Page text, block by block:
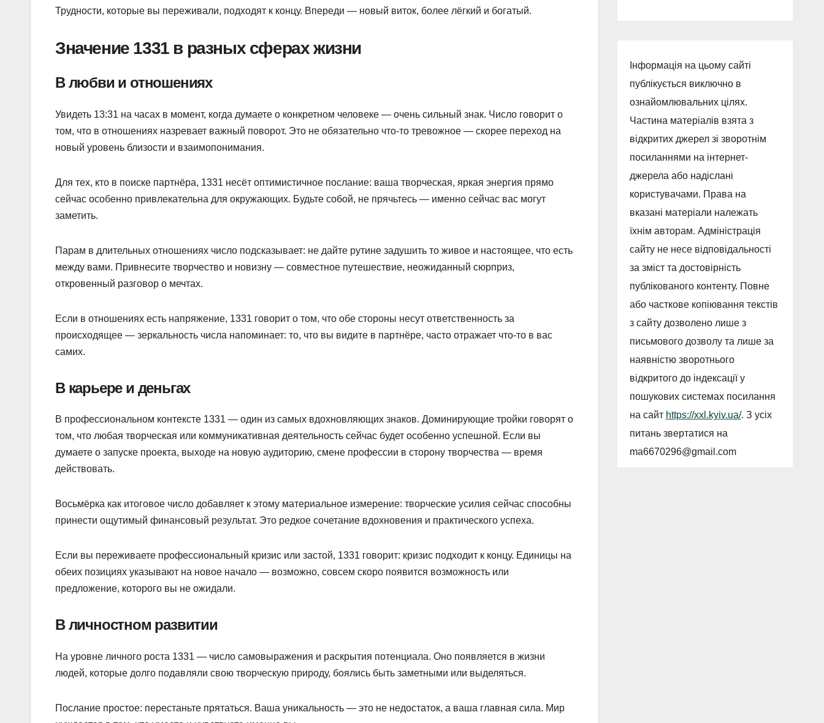
Трудности, которые вы переживали, подходят к концу. Впереди — новый виток, более лёгкий и богатый.
Значение 1331 в разных сферах жизни
В любви и отношениях
Увидеть 13:31 на часах в момент, когда думаете о конкретном человеке — очень сильный знак. Число говорит о
том, что в отношениях назревает важный поворот. Это не обязательно что-то тревожное — скорее переход на
новый уровень близости и взаимопонимания.
Для тех, кто в поиске партнёра, 1331 несёт оптимистичное послание: ваша творческая, яркая энергия прямо
сейчас особенно привлекательна для окружающих. Будьте собой, не прячьтесь — именно сейчас вас могут
заметить.
Парам в длительных отношениях число подсказывает: не дайте рутине задушить то живое и настоящее, что есть
между вами. Привнесите творчество и новизну — совместное путешествие, неожиданный сюрприз,
откровенный разговор о мечтах.
Если в отношениях есть напряжение, 1331 говорит о том, что обе стороны несут ответственность за
происходящее — зеркальность числа напоминает: то, что вы видите в партнёре, часто отражает что-то в вас
самих.
В карьере и деньгах
В профессиональном контексте 1331 — один из самых вдохновляющих знаков. Доминирующие тройки говорят о
том, что любая творческая или коммуникативная деятельность сейчас будет особенно успешной. Если вы
думаете о запуске проекта, выходе на новую аудиторию, смене профессии в сторону творчества — время
действовать.
Восьмёрка как итоговое число добавляет к этому материальное измерение: творческие усилия сейчас способны
принести ощутимый финансовый результат. Это редкое сочетание вдохновения и практического успеха.
Если вы переживаете профессиональный кризис или застой, 1331 говорит: кризис подходит к концу. Единицы на
обеих позициях указывают на новое начало — возможно, совсем скоро появится возможность или
предложение, которого вы не ожидали.
В личностном развитии
На уровне личного роста 1331 — число самовыражения и раскрытия потенциала. Оно появляется в жизни
людей, которые долго подавляли свою творческую природу, боялись быть заметными или выделяться.
Послание простое: перестаньте прятаться. Ваша уникальность — это не недостаток, а ваша главная сила. Мир
Інформація на цьому сайті
публікується виключно в
ознайомлювальних цілях.
Частина матеріалів взята з
відкритих джерел зі зворотнім
посиланнями на інтернет-
джерела або надіслані
користувачами. Права на
вказані матеріали належать
їхнім авторам. Адміністрація
сайту не несе відповідальності
за зміст та достовірність
публікованого контенту. Повне
або часткове копіювання текстів
з сайту дозволено лише з
письмового дозволу та лише за
наявністю зворотнього
відкритого до індексації у
пошукових системах посилання
на сайт https://xxl.kyiv.ua/. З усіх
питань звертатися на
ma6670296@gmail.com